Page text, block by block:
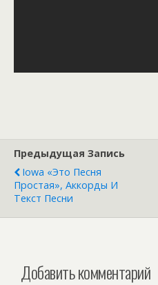
Предыдущая Запись
Iowa «Это Песня
Простая», Аккорды И
Текст Песни
Добавить комментарий